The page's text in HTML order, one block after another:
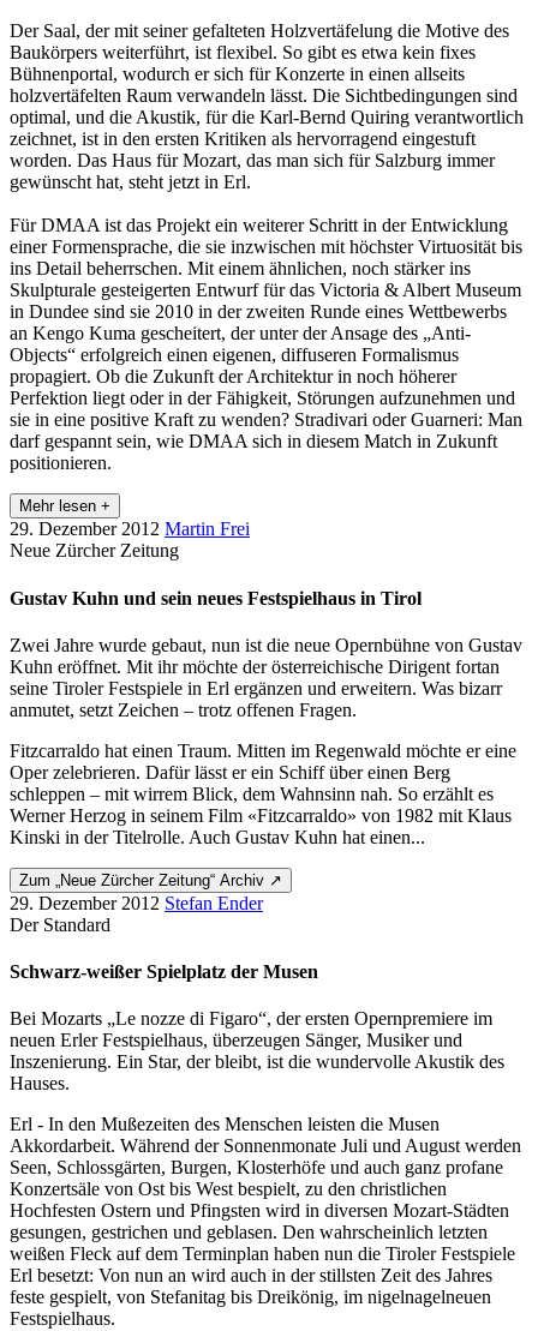
Der Saal, der mit seiner gefalteten Holzvertäfelung die Motive des
Baukörpers weiterführt, ist flexibel. So gibt es etwa kein fixes
Bühnenportal, wodurch er sich für Konzerte in einen allseits
holzvertäfelten Raum verwandeln lässt. Die Sichtbedingungen sind
optimal, und die Akustik, für die Karl-Bernd Quiring verantwortlich
zeichnet, ist in den ersten Kritiken als hervorragend eingestuft
worden. Das Haus für Mozart, das man sich für Salzburg immer
gewünscht hat, steht jetzt in Erl.
Für DMAA ist das Projekt ein weiterer Schritt in der Entwicklung
einer Formensprache, die sie inzwischen mit höchster Virtuosität bis
ins Detail beherrschen. Mit einem ähnlichen, noch stärker ins
Skulpturale gesteigerten Entwurf für das Victoria & Albert Museum
in Dundee sind sie 2010 in der zweiten Runde eines Wettbewerbs
an Kengo Kuma gescheitert, der unter der Ansage des „Anti-
Objects“ erfolgreich einen eigenen, diffuseren Formalismus
propagiert. Ob die Zukunft der Architektur in noch höherer
Perfektion liegt oder in der Fähigkeit, Störungen aufzunehmen und
sie in eine positive Kraft zu wenden? Stradivari oder Guarneri: Man
darf gespannt sein, wie DMAA sich in diesem Match in Zukunft
positionieren.
Mehr lesen +
29. Dezember 2012 Martin Frei
Neue Zürcher Zeitung
Gustav Kuhn und sein neues Festspielhaus in Tirol
Zwei Jahre wurde gebaut, nun ist die neue Opernbühne von Gustav
Kuhn eröffnet. Mit ihr möchte der österreichische Dirigent fortan
seine Tiroler Festspiele in Erl ergänzen und erweitern. Was bizarr
anmutet, setzt Zeichen – trotz offenen Fragen.
Fitzcarraldo hat einen Traum. Mitten im Regenwald möchte er eine
Oper zelebrieren. Dafür lässt er ein Schiff über einen Berg
schleppen – mit wirrem Blick, dem Wahnsinn nah. So erzählt es
Werner Herzog in seinem Film «Fitzcarraldo» von 1982 mit Klaus
Kinski in der Titelrolle. Auch Gustav Kuhn hat einen...
Zum „Neue Zürcher Zeitung“ Archiv ↗
29. Dezember 2012 Stefan Ender
Der Standard
Schwarz-weißer Spielplatz der Musen
Bei Mozarts „Le nozze di Figaro“, der ersten Opernpremiere im
neuen Erler Festspielhaus, überzeugen Sänger, Musiker und
Inszenierung. Ein Star, der bleibt, ist die wundervolle Akustik des
Hauses.
Erl - In den Mußezeiten des Menschen leisten die Musen
Akkordarbeit. Während der Sonnenmonate Juli und August werden
Seen, Schlossgärten, Burgen, Klosterhöfe und auch ganz profane
Konzertsäle von Ost bis West bespielt, zu den christlichen
Hochfesten Ostern und Pfingsten wird in diversen Mozart-Städten
gesungen, gestrichen und geblasen. Den wahrscheinlich letzten
weißen Fleck auf dem Terminplan haben nun die Tiroler Festspiele
Erl besetzt: Von nun an wird auch in der stillsten Zeit des Jahres
feste gespielt, von Stefanitag bis Dreikönig, im nigelnagelneuen
Festspielhaus.